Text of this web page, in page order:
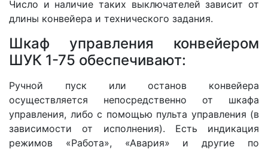
Число и наличие таких выключателей зависит от
длины конвейера и технического задания.
Шкаф управления конвейером
ШУК 1-75 обеспечивают:
Ручной пуск или останов конвейера
осуществляется непосредственно от шкафа
управления, либо с помощью пульта управления (в
зависимости от исполнения). Есть индикация
режимов «Работа», «Авария» и другие по